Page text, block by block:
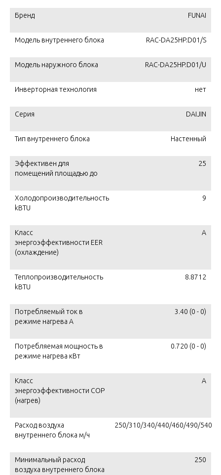
Бренд FUNAI
Модель внутреннего блока RAC-DA25HP.D01/S
Модель наружного блока RAC-DA25HP.D01/U
Инверторная технология нет
Серия DAIJIN
Тип внутреннего блока Настенный
Эффективен для
помещений площадью до
25
Холодопроизводительность
kBTU
9
Класс
энергоэффективности EER
(охлаждение)
А
Теплопроизводительность
kBTU
8.8712
Потребляемый ток в
режиме нагрева A
3.40 (0 - 0)
Потребляемая мощность в
режиме нагрева кВт
0.720 (0 - 0)
Класс
энергоэффективности COP
(нагрев)
А
Расход воздуха
внутреннего блока м/ч
250/310/340/440/460/490/540
Минимальный расход
воздуха внутреннего блока
250